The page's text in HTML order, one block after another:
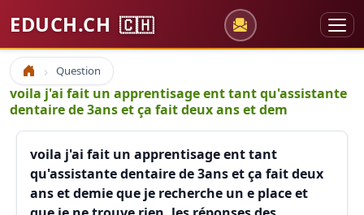
EDUCH.CH 🇨🇭
Accueil Question
voila j'ai fait un apprentisage ent tant qu'assistante
dentaire de 3ans et ça fait deux ans et dem
voila j'ai fait un apprentisage ent tant
qu'assistante dentaire de 3ans et ça fait deux
ans et demie que je recherche un e place et